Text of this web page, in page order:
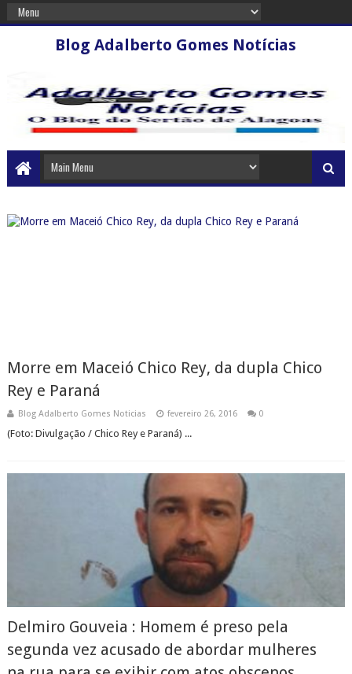
Blog Adalberto Gomes Notícias
Morre em Maceió Chico Rey, da dupla Chico
Rey e Paraná
Blog Adalberto Gomes Noticias fevereiro 26, 2016 0
(Foto: Divulgação / Chico Rey e Paraná) ...
Delmiro Gouveia : Homem é preso pela
segunda vez acusado de abordar mulheres